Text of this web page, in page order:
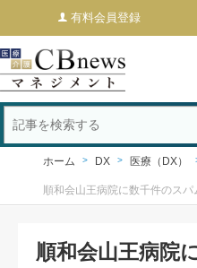
有料会員登録
ホーム DX 医療（DX）
順和会山王病院に数千件のスパ
順和会山王病院